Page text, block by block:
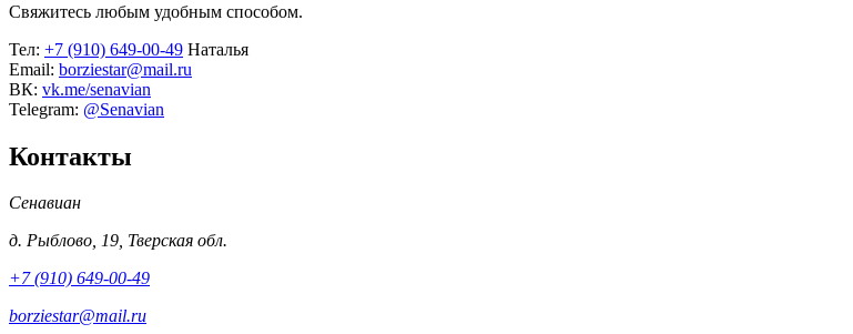
Свяжитесь любым удобным способом.
Тел: +7 (910) 649-00-49 Наталья
Email: borziestar@mail.ru
ВК: vk.me/senavian
Telegram: @Senavian
Контакты
Сенавиан
д. Рыблово, 19, Тверская обл.
+7 (910) 649-00-49
borziestar@mail.ru